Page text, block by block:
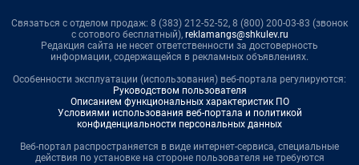
Связаться с отделом продаж: 8 (383) 212-52-52, 8 (800) 200-03-83 (звонок
с сотового бесплатный), reklamangs@shkulev.ru
Редакция сайта не несет ответственности за достоверность
информации, содержащейся в рекламных объявлениях.
Особенности эксплуатации (использования) веб-портала регулируются:
Руководством пользователя
Описанием функциональных характеристик ПО
Условиями использования веб-портала и политикой
конфиденциальности персональных данных
Веб-портал распространяется в виде интернет-сервиса, специальные
действия по установке на стороне пользователя не требуются